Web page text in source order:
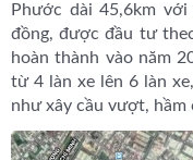
Phước dài 45,6km
đồng, được đầu tư
hoàn thành vào năm
từ 4 làn xe lên 6 làn
như xây cầu vượt, hầm